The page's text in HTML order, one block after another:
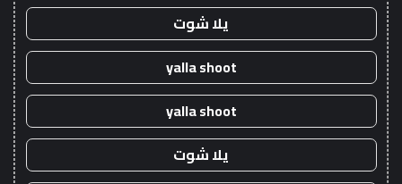
يلا شوت
yalla shoot
yalla shoot
يلا شوت